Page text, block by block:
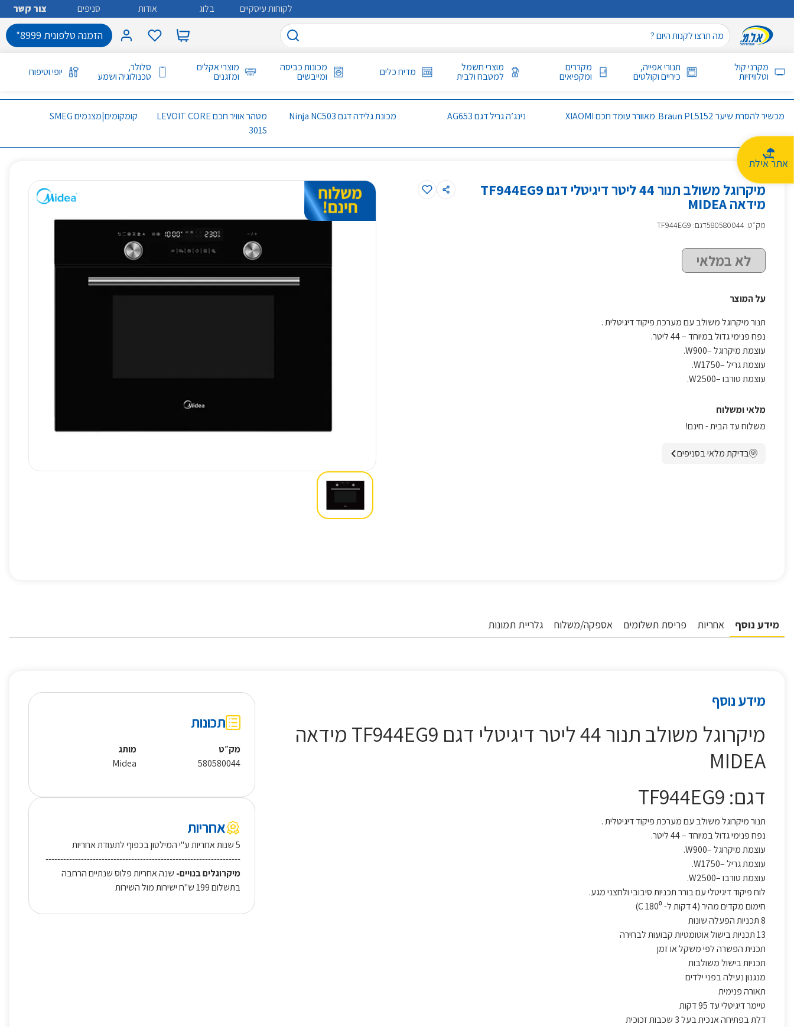
אתר אילת
לקוחות עיסקיים בלוג אודות סניפים צור קשר
הזמנה טלפונית 8999*
מקרני קול
וטלוויזיות
תנורי אפייה,
כיריים וקולטים
מקררים
ומקפיאים
מוצרי חשמל
למטבח ולבית מדיח כלים מכונות כביסה
ומייבשים
מוצרי אקלים
ומזגנים
סלולר,
טכנולוגיה ושמע יופי וטיפוח
מכשיר להסרת שיער Braun PL5152 מאוורר עומד חכם XIAOMI נינג’ה גריל דגם AG653 מכונת גלידה דגם Ninja NC503
מטהר אוויר חכם LEVOIT CORE
301S
קומקומים|מצנמים SMEG
מיקרוגל משולב תנור 44 ליטר דיגיטלי דגם TF944EG9
מידאה MIDEA
מק״ט:
580580044דגם: TF944EG9
לא במלאי
על המוצר
תנור מיקרוגל משולב עם מערכת פיקוד דיגיטלית .
נפח פנימי גדול במיוחד – 44 ליטר.
עוצמת מיקרוגל –W900.
עוצמת גריל –W1750.
עוצמת טורבו –W2500.
מלאי ומשלוח
משלוח עד הבית - חינם!
בדיקת מלאי בסניפים
מידע נוסף אחריות פריסת תשלומים אספקה/משלוח גלריית תמונות
מידע נוסף
מיקרוגל משולב תנור 44 ליטר דיגיטלי דגם TF944EG9 מידאה
MIDEA
דגם: TF944EG9
תנור מיקרוגל משולב עם מערכת פיקוד דיגיטלית .
נפח פנימי גדול במיוחד – 44 ליטר.
עוצמת מיקרוגל –W900.
עוצמת גריל –W1750.
עוצמת טורבו –W2500.
לוח פיקוד דיגיטלי עם בורר תכניות סיבובי ולחצני מגע.
חימום מקדים מהיר (4 דקות ל- C 180⁰)
8 תכניות הפעלה שונות
13 תכניות בישול אוטומטיות קבועות לבחירה
תכנית הפשרה לפי משקל או זמן
תכניות בישול משולבות
מנגנון נעילה בפני ילדים
תאורה פנימית
טיימר דיגיטלי עד 95 דקות
דלת בפתיחה אנכית בעל 3 שכבות זכוכית
תכונות
מק״ט
580580044
מותג
Midea
אחריות
5 שנות אחריות ע"י המילטון בכפוף לתעודת אחריות
------------------------------------------------------------------
מיקרוגלים בנויים- שנה אחריות פלוס שנתיים הרחבה
בתשלום 199 ש"ח ישירות מול השירות